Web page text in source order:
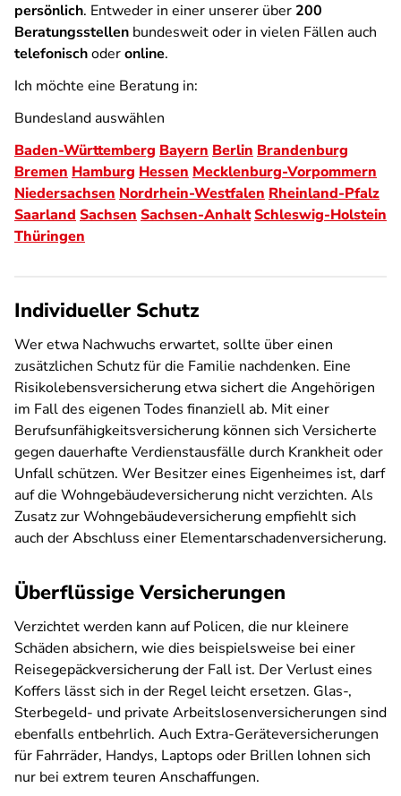
persönlich. Entweder in einer unserer über 200
Beratungsstellen bundesweit oder in vielen Fällen auch
telefonischoderonline.
Ich möchte eine Beratung in:
Bundesland auswählen
Baden-Württemberg Bayern Berlin Brandenburg
Bremen Hamburg Hessen Mecklenburg-Vorpommern
Niedersachsen Nordrhein-Westfalen Rheinland-Pfalz
Saarland Sachsen Sachsen-AnhaltSchleswig-Holstein
Thüringen
Individueller Schutz
Wer etwa Nachwuchs erwartet, sollte über einen
zusätzlichen Schutz für die Familie nachdenken. Eine
Risikolebensversicherung etwa sichert die Angehörigen
im Fall des eigenen Todes finanziell ab. Mit einer
Berufsunfähigkeitsversicherung können sich Versicherte
gegen dauerhafte Verdienstausfälle durch Krankheit oder
Unfall schützen. Wer Besitzer eines Eigenheimes ist, darf
auf die Wohngebäudeversicherung nicht verzichten. Als
Zusatz zur Wohngebäudeversicherung empfiehlt sich
auch der Abschluss einer Elementarschadenversicherung.
Überflüssige Versicherungen
Verzichtet werden kann auf Policen, die nur kleinere
Schäden absichern, wie dies beispielsweise bei einer
Reisegepäckversicherung der Fall ist. Der Verlust eines
Koffers lässt sich in der Regel leicht ersetzen. Glas-,
Sterbegeld- und private Arbeitslosenversicherungen sind
ebenfalls entbehrlich. Auch Extra-Geräteversicherungen
für Fahrräder, Handys, Laptops oder Brillen lohnen sich
nur bei extrem teuren Anschaffungen.